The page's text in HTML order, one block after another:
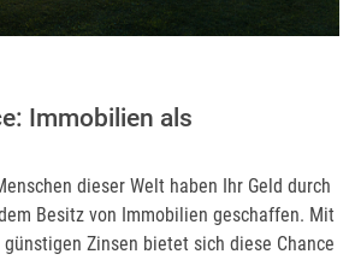
Immobilien als
dieser Welt haben Ihr Geld durch
Besitz von Immobilien geschaffen. Mit
Zinsen bietet sich diese Chance